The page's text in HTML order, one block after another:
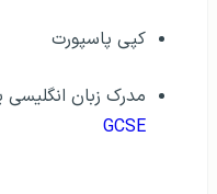
کپی پاسپورت
مدرک زبان انگلیسی
GCSE